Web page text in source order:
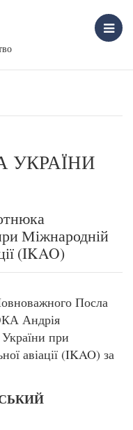
УКРАЇНИ
Міжнародній
(IKAO)
Посла
Андрія
при
авіації (IKAO) за